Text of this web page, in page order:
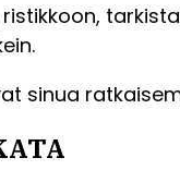
ristikkoon,
sinua